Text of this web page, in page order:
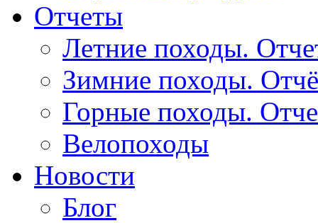
Отчеты
Летние походы.
Зимние походы.
Горные походы.
Велопоходы
Новости
Блог